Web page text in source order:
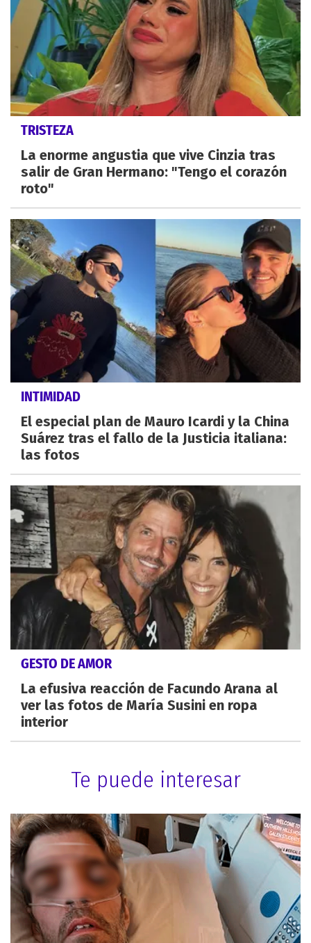
TRISTEZA
La enorme angustia que vive Cinzia tras
salir de Gran Hermano: "Tengo el corazón
roto"
INTIMIDAD
El especial plan de Mauro Icardi y la China
Suárez tras el fallo de la Justicia italiana:
las fotos
GESTO DE AMOR
La efusiva reacción de Facundo Arana al
ver las fotos de María Susini en ropa
interior
Te puede interesar